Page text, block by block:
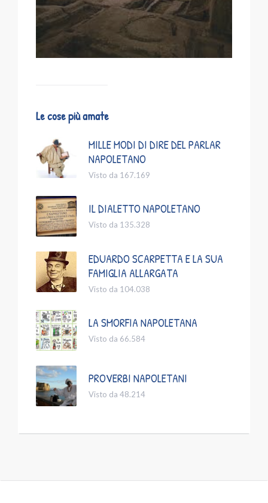
Le cose più amate
MILLE MODI DI DIRE DEL PARLAR
NAPOLETANO
Visto da 167.169
IL DIALETTO NAPOLETANO
Visto da 135.328
EDUARDO SCARPETTA E LA SUA
FAMIGLIA ALLARGATA
Visto da 104.038
LA SMORFIA NAPOLETANA
Visto da 66.584
PROVERBI NAPOLETANI
Visto da 48.214